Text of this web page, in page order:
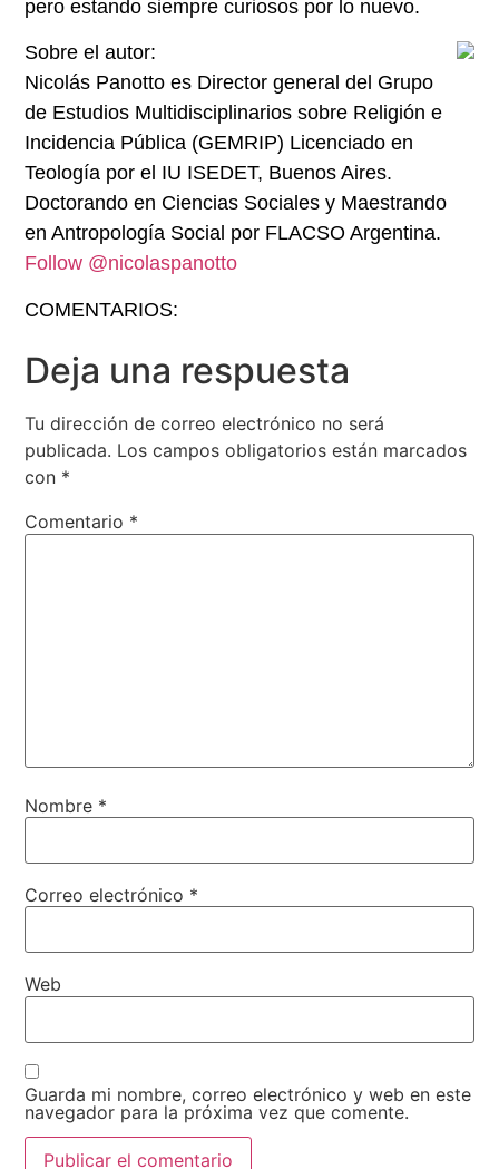
pero estando siempre curiosos por lo nuevo.
Sobre el autor:
Nicolás Panotto es Director general del Grupo
de Estudios Multidisciplinarios sobre Religión e
Incidencia Pública (GEMRIP) Licenciado en
Teología por el IU ISEDET, Buenos Aires.
Doctorando en Ciencias Sociales y Maestrando
en Antropología Social por FLACSO Argentina.
Follow @nicolaspanotto
COMENTARIOS:
Deja una respuesta
Tu dirección de correo electrónico no será
publicada. Los campos obligatorios están marcados
con *
Comentario *
Nombre *
Correo electrónico *
Web
Guarda mi nombre, correo electrónico y web en este
navegador para la próxima vez que comente.